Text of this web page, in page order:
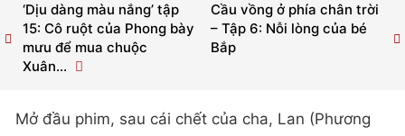
Cầu vồng ở phía chân trời
– Tập 6: Nỗi lòng của bé
Bắp
‘Dịu dàng màu nắng’ tập
15: Cô ruột của Phong bày
mưu để mua chuộc
Xuân...
Mở đầu phim, sau cái chết của cha, Lan (Phương